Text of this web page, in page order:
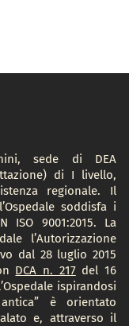
sede di DEA
di I livello,
regionale. Il
soddisfa i
ISO 9001:2015. La
l’Autorizzazione
dal 28 luglio 2015
DCA n. 217del 16
ispirandosi
è orientato
e, attraverso il